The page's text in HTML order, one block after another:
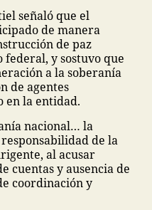
señaló que el
de manera
de paz
federal, y sostuvo que
a la soberanía
de agentes
en la entidad.
nacional… la
de la
al acusar
cuentas y ausencia de
coordinación y